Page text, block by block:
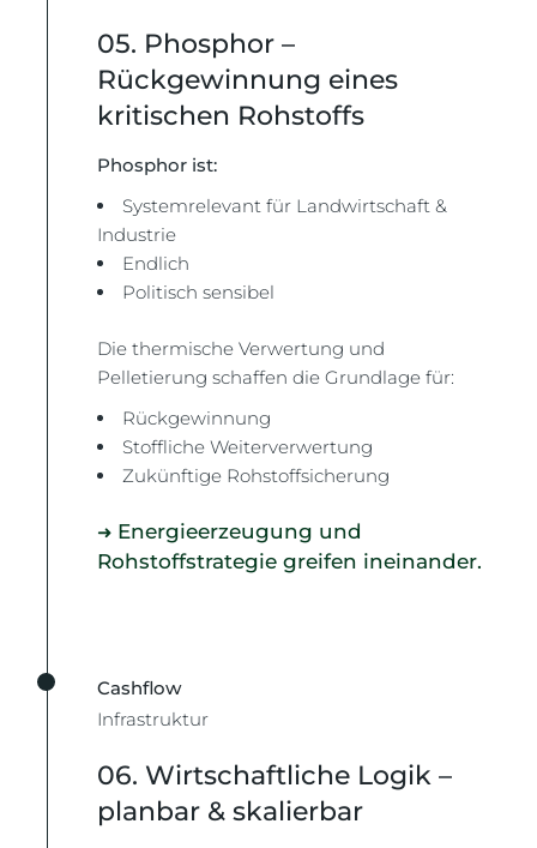
05. Phosphor –
Rückgewinnung eines
kritischen Rohstoffs
Phosphor ist:
Systemrelevant für Landwirtschaft &
Industrie
Endlich
Politisch sensibel
Die thermische Verwertung und
Pelletierung schaffen die Grundlage für:
Rückgewinnung
Stoffliche Weiterverwertung
Zukünftige Rohstoffsicherung
➜ Energieerzeugung und
Rohstoffstrategie greifen ineinander.
Cashflow
Infrastruktur
06. Wirtschaftliche Logik –
planbar & skalierbar